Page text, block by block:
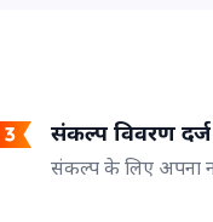
संकल्प विवरण
संकल्प के लिए अपना